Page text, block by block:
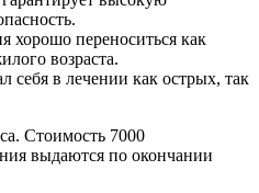
хорошо переноситься как
возраста.
себя в лечении как острых, так
Стоимость 7000
выдаются по окончании